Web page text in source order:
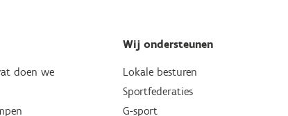
doen we
Wij ondersteunen
Lokale besturen
Sportfederaties
G-sport